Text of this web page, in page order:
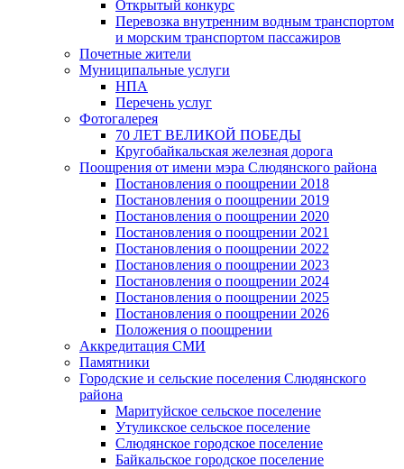
Открытый конкурс
Перевозка внутренним водным транспортом
и морским транспортом пассажиров
Почетные жители
Муниципальные услуги
НПА
Перечень услуг
Фотогалерея
70 ЛЕТ ВЕЛИКОЙ ПОБЕДЫ
Кругобайкальская железная дорога
Поощрения от имени мэра Слюдянского района
Постановления о поощрении 2018
Постановления о поощрении 2019
Постановления о поощрении 2020
Постановления о поощрении 2021
Постановления о поощрении 2022
Постановления о поощрении 2023
Постановления о поощрении 2024
Постановления о поощрении 2025
Постановления о поощрении 2026
Положения о поощрении
Аккредитация СМИ
Памятники
Городские и сельские поселения Слюдянского
района
Маритуйское сельское поселение
Утуликское сельское поселение
Слюдянское городское поселение
Байкальское городское поселение